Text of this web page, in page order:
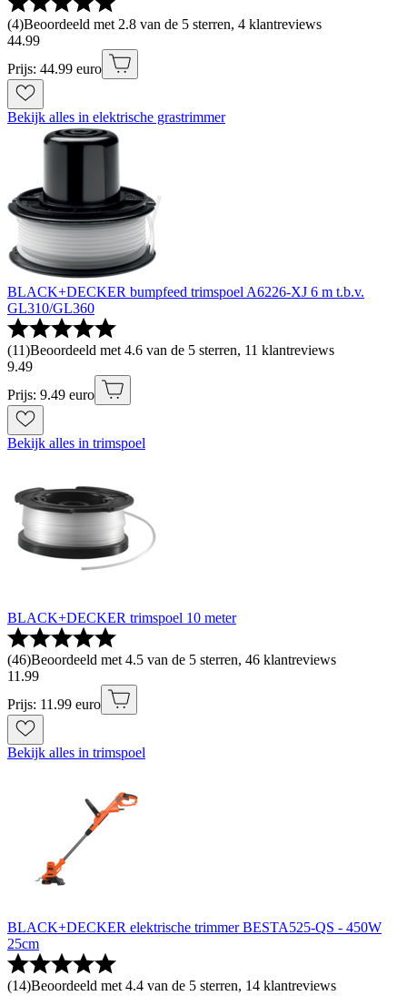
(4)Beoordeeld met 2.8 van de 5 sterren, 4 klantreviews
44.99
Prijs: 44.99 euro
Bekijk alles in elektrische grastrimmer
BLACK+DECKER bumpfeed trimspoel A6226-XJ 6 m t.b.v.
GL310/GL360
(11)Beoordeeld met 4.6 van de 5 sterren, 11 klantreviews
9.49
Prijs: 9.49 euro
Bekijk alles in trimspoel
BLACK+DECKER trimspoel 10 meter
(46)Beoordeeld met 4.5 van de 5 sterren, 46 klantreviews
11 .99
Prijs: 11.99 euro
Bekijk alles in trimspoel
BLACK+DECKER elektrische trimmer BESTA525-QS - 450W
25cm
(14)Beoordeeld met 4.4 van de 5 sterren, 14 klantreviews